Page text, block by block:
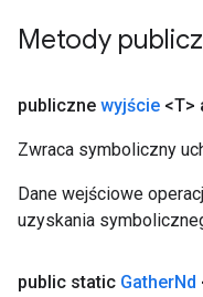
Metody
publiczne wyjście <T>
Zwraca symboliczny
Dane wejściowe
uzyskania
public static GatherNd